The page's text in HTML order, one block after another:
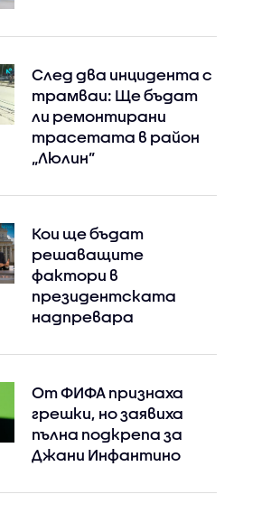
След два инцидента с
трамваи: Ще бъдат
ли ремонтирани
трасетата в район
„Люлин”
Кои ще бъдат
решаващите
фактори в
президентската
надпревара
От ФИФА признаха
грешки, но заявиха
пълна подкрепа за
Джани Инфантино